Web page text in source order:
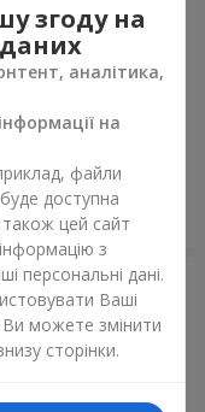
з букетом
Замовити
згоду на
аналітика,
на
файли
доступна
цей сайт
з
персональні дані.
Ваші
Ви можете змінити
сторінки.